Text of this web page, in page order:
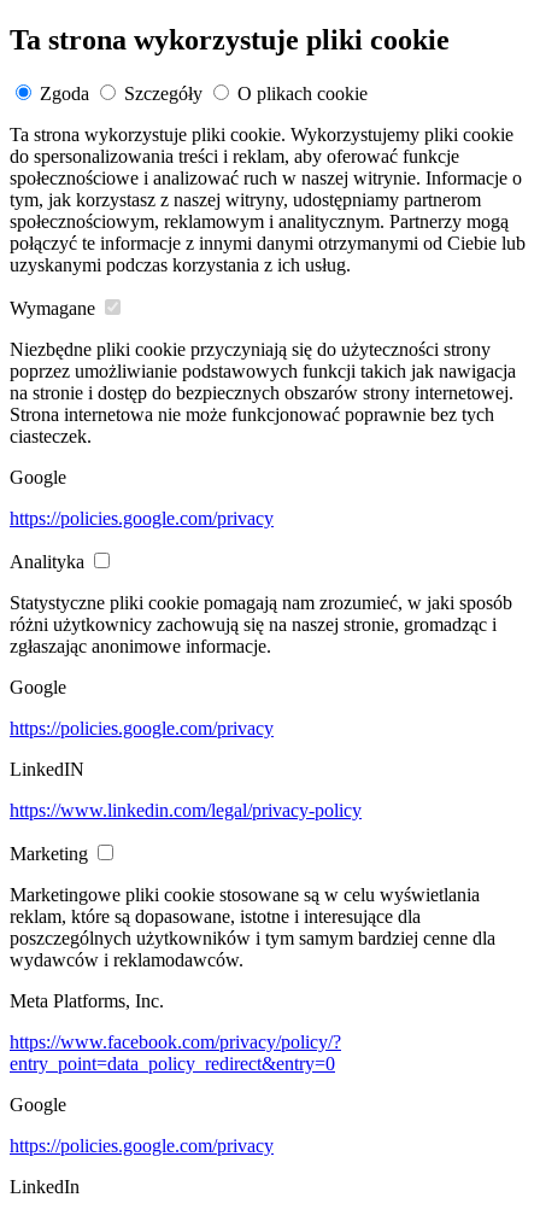
Ta strona wykorzystuje pliki cookie
Zgoda Szczegóły
O plikach cookie
Ta strona wykorzystuje pliki cookie. Wykorzystujemy pliki cookie
do spersonalizowania treści i reklam, aby oferować funkcje
społecznościowe i analizować ruch w naszej witrynie. Informacje o
tym, jak korzystasz z naszej witryny, udostępniamy partnerom
społecznościowym, reklamowym i analitycznym. Partnerzy mogą
połączyć te informacje z innymi danymi otrzymanymi od Ciebie lub
uzyskanymi podczas korzystania z ich usług.
Wymagane
Niezbędne pliki cookie przyczyniają się do użyteczności strony
poprzez umożliwianie podstawowych funkcji takich jak nawigacja
na stronie i dostęp do bezpiecznych obszarów strony internetowej.
Strona internetowa nie może funkcjonować poprawnie bez tych
ciasteczek.
Google
https://policies.google.com/privacy
Analityka
Statystyczne pliki cookie pomagają nam zrozumieć, w jaki sposób
różni użytkownicy zachowują się na naszej stronie, gromadząc i
zgłaszając anonimowe informacje.
Google
https://policies.google.com/privacy
LinkedIN
https://www.linkedin.com/legal/privacy-policy
Marketing
Marketingowe pliki cookie stosowane są w celu wyświetlania
reklam, które są dopasowane, istotne i interesujące dla
poszczególnych użytkowników i tym samym bardziej cenne dla
wydawców i reklamodawców.
Meta Platforms, Inc.
https://www.facebook.com/privacy/policy/?
entry_point=data_policy_redirect&entry=0
Google
https://policies.google.com/privacy
LinkedIn